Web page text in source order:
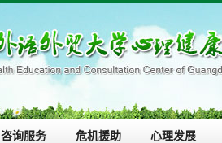
咨询服务 危机援助 心理发展